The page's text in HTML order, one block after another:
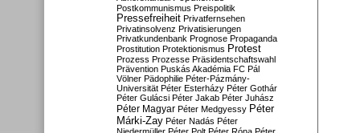
Postkommunismus Preispolitik
Pressefreiheit Privatfernsehen
Privatinsolvenz Privatisierungen
Privatkundenbank Prognose Propaganda
Prostitution Protektionismus Protest
Prozess Prozesse Präsidentschaftswahl
Prävention Puskás Akadémia FC Pál
Völner Pädophilie Péter-Pázmány-
Universität Péter Esterházy Péter Gothár
Péter Gulácsi Péter Jakab Péter Juhász
Péter Magyar Péter Medgyessy Péter
Márki-Zay Péter Nadás Péter